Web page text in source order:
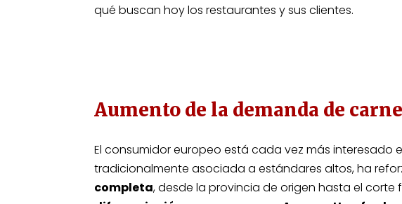
qué buscan hoy los restaurantes y sus clientes.
Aumento de la demanda de
El consumidor europeo está cada vez más
tradicionalmente asociada a estándares altos, ha
completa, desde la provincia de origen hasta el corte